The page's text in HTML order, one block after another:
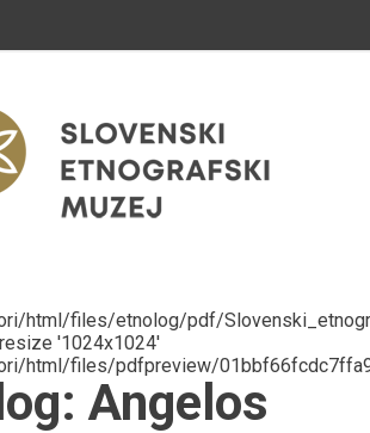
html/files/etnolog/pdf/
'1024x1024'
html/files/pdfpreview/
Angelos